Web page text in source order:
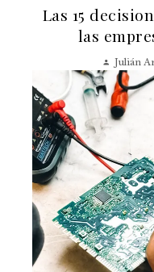
Las 15
las
Julián